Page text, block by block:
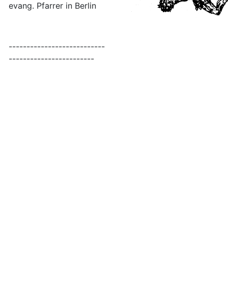
evang. Pfarrer in Berlin
---------------------------
------------------------